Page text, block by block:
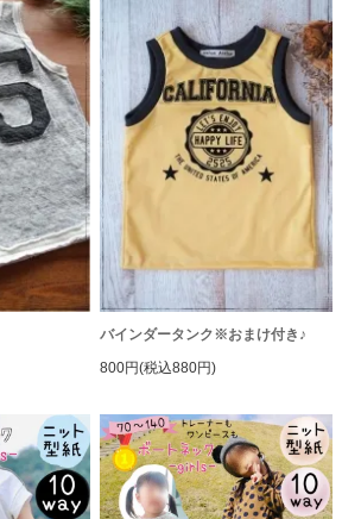
バインダータンク※おまけ付き♪
800円(税込880円)